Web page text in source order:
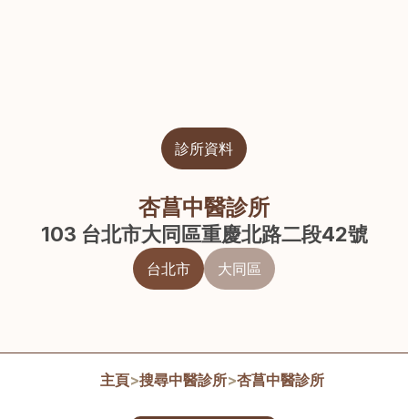
診所資料
杏菖中醫診所
103 台北市大同區重慶北路二段42號
台北市 大同區
主頁>搜尋中醫診所>杏菖中醫診所